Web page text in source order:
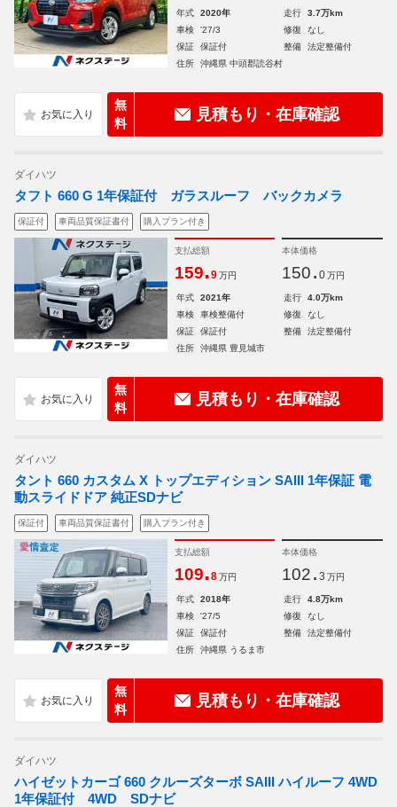
年式 2020年 走行
3.7万km
車検
'27/3 修復
なし
保証
保証付 整備
法定整備付
住所
沖縄県 中頭郡読谷村
無
料
見積もり・在庫確認
ダイハツ
タフト 660 G 1年保証付 ガラスルーフ バックカメラ
保証付 車両品質保証書付 購入プラン付き
支払総額
159.9 万円
本体価格
150. 0 万円
年式 2021年 走行
4.0万km
車検
車検整備付 修復
なし
保証
保証付 整備
法定整備付
住所
沖縄県 豊見城市
無
料
見積もり・在庫確認
ダイハツ
タント 660 カスタム X トップエディション SAIII 1年保証 電
動スライドドア 純正SDナビ
保証付 車両品質保証書付 購入プラン付き
支払総額
109.8 万円
本体価格
102. 3 万円
年式 2018年 走行
4.8万km
車検
'27/5 修復
なし
保証
保証付 整備
法定整備付
住所
沖縄県 うるま市
無
料
見積もり・在庫確認
ダイハツ
ハイゼットカーゴ 660 クルーズターボ SAIII ハイルーフ 4WD
1年保証付 4WD SDナビ